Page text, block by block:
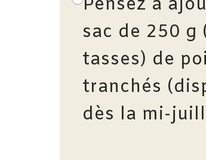
Pensez à
sac de 250 g
tasses) de
tranchés
dès la mi-